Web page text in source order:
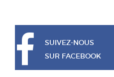
SUIVEZ-NOUS
SUR FACEBOOK